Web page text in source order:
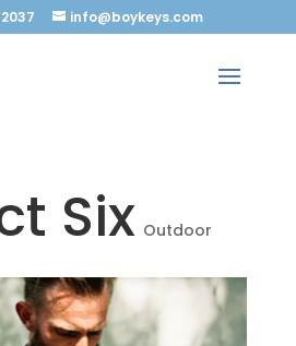
info@boykeys.com
Six Outdoor